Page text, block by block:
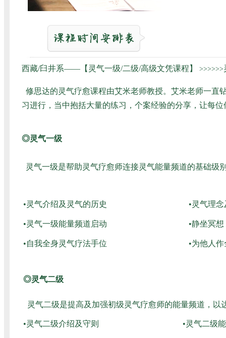
西藏/臼井系——【灵气一级/二级/高级文凭课程】 >>>>>>
修思达的灵气疗愈课程由艾米老师教授。艾米老师一直
习进行，当中抱括大量的练习，个案经验的分享，让每
◎灵气一级
灵气一级是帮助灵气疗愈师连接灵气能量频道的基础
•灵气介绍及灵气的历史 •灵气理
•灵气一级能量频道启动 •静坐冥想
•自我全身灵气疗法手位 •为他人
◎灵气二级
灵气二级是提高及加强初级灵气疗愈师的能量频道，
•灵气二级介绍及守则 •灵气二级